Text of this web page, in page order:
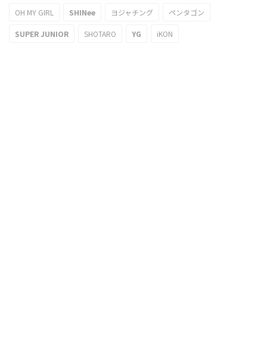
OH MY GIRL SHINee ヨジャチング ペンタゴン
SUPER JUNIOR SHOTARO YG iKON